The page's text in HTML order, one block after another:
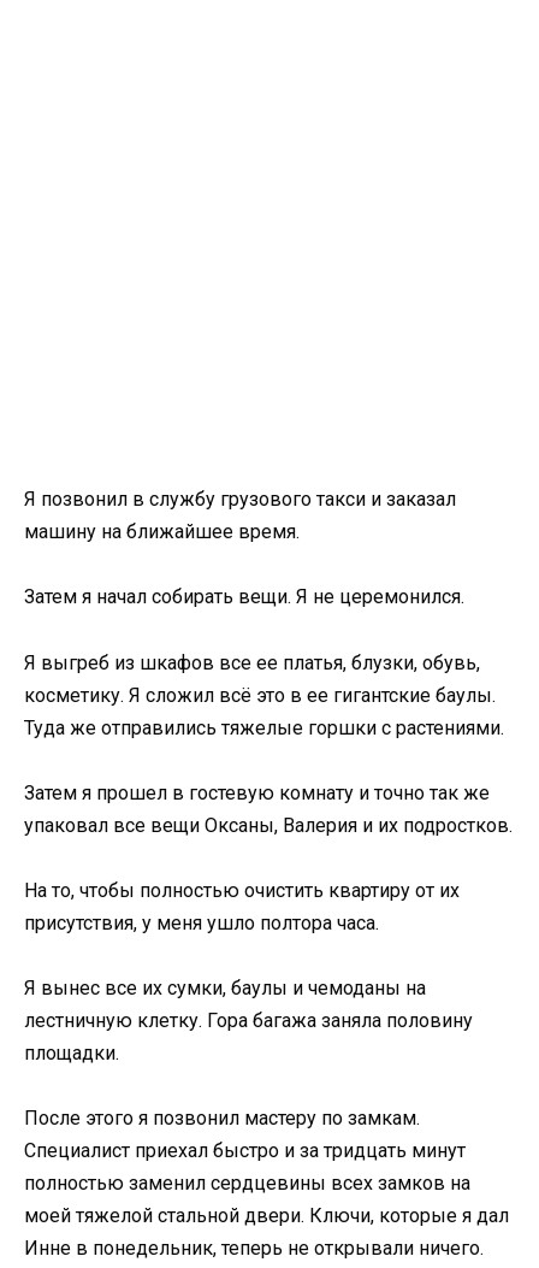
Я позвонил в службу грузового такси и заказал
машину на ближайшее время.
Затем я начал собирать вещи. Я не церемонился.
Я выгреб из шкафов все ее платья, блузки, обувь,
косметику. Я сложил всё это в ее гигантские баулы.
Туда же отправились тяжелые горшки с растениями.
Затем я прошел в гостевую комнату и точно так же
упаковал все вещи Оксаны, Валерия и их подростков.
На то, чтобы полностью очистить квартиру от их
присутствия, у меня ушло полтора часа.
Я вынес все их сумки, баулы и чемоданы на
лестничную клетку. Гора багажа заняла половину
площадки.
После этого я позвонил мастеру по замкам.
Специалист приехал быстро и за тридцать минут
полностью заменил сердцевины всех замков на
моей тяжелой стальной двери. Ключи, которые я дал
Инне в понедельник, теперь не открывали ничего.